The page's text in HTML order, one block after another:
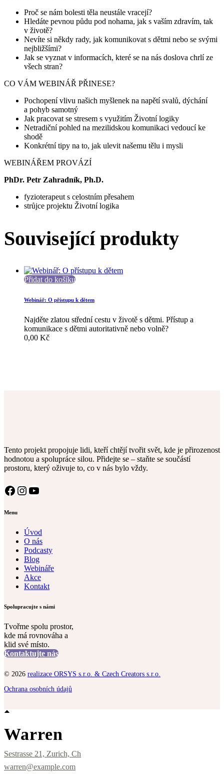
Proč se nám bolesti těla neustále vracejí?
Hledáte pevnou půdu pod nohama, jak s vaším zdravím, tak
v životě?
Nevíte si někdy rady, jak komunikovat s dětmi nebo se svými
nejbližšími?
Jak se vyznat v informacích, které se na nás doslova chrlí ze
všech stran?
CO VÁM WEBINÁŘ PŘINESE?
Pochopení vlivu našich myšlenek na napětí svalů, dýchání
a pohyb samotný
Jak pracovat se stresem s využitím Životní logiky
Netradiční pohled na mezilidskou komunikaci vedoucí ke
shodě
Konkrétní tipy na to, jak ulevit našemu tělu i mysli
WEBINÁŘEM PROVÁZÍ
PhDr. Petr Zahradník, Ph.D.
fyzioterapeut s celostním přesahem
strůjce projektu Životní logika
Související produkty
Přidat do košíku
Webinář: O přístupu k dětem
Najděte zlatou střední cestu v životě s dětmi. Přístup a
komunikace s dětmi autoritativně nebo volně?
0,00 Kč
Tento projekt propojuje lidi, kteří chtějí tvořit svět, kde je přirozenost
hodnotou a spolupráce silou. Přidejte se – staňte se součástí
prostoru, který oživuje to, co v nás bylo vždy.
Facebook
Instagram
YouTube
Menu
Úvod
O nás
Podcasty
Blog
Webináře
Akce
Kontakt
Spolupracujte s námi
Tvořme spolu prostor,
kde má rovnováha a
klid své místo.
Kontaktujte nás
© 2026 realizace ORSYS s.r.o. & Czech Creators s.r.o.
Ochrana osobních údajů
Warren
Sestrasse 21, Zurich, Ch
warren@example.com